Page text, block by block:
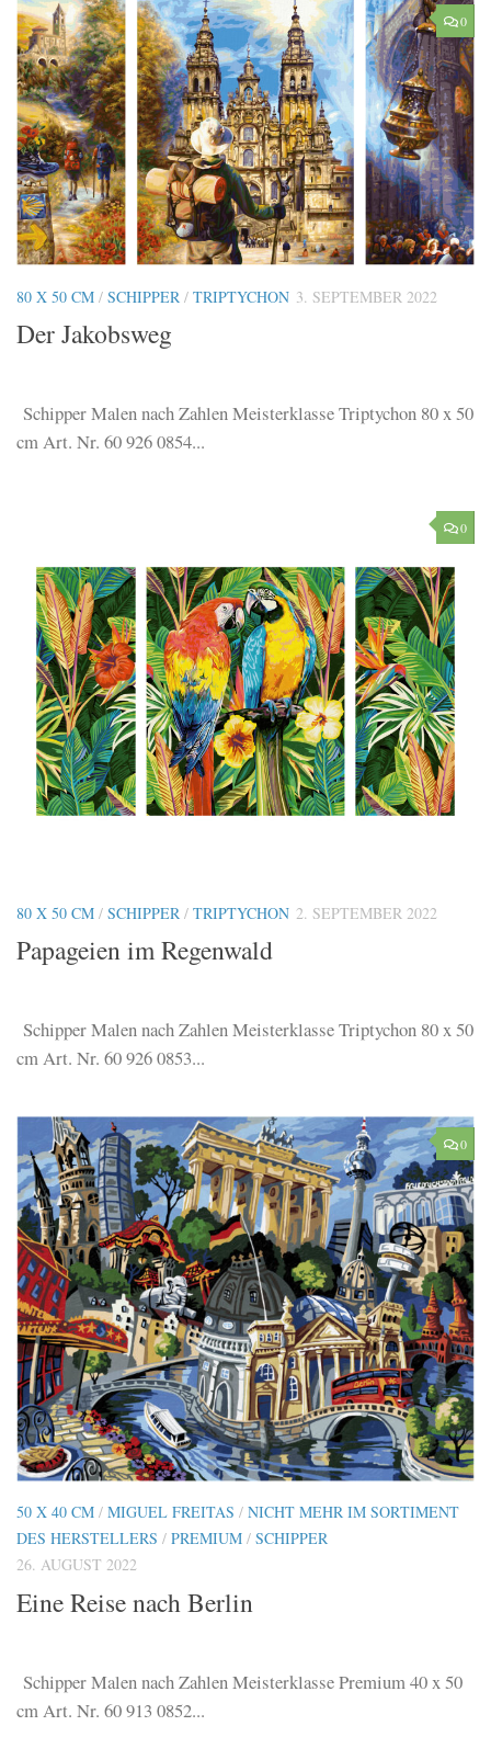
0
80 X 50 CM / SCHIPPER / TRIPTYCHON 3. SEPTEMBER 2022
Der Jakobsweg
Schipper Malen nach Zahlen Meisterklasse Triptychon 80 x 50
cm Art. Nr. 60 926 0854...
0
80 X 50 CM / SCHIPPER / TRIPTYCHON 2. SEPTEMBER 2022
Papageien im Regenwald
Schipper Malen nach Zahlen Meisterklasse Triptychon 80 x 50
cm Art. Nr. 60 926 0853...
0
50 X 40 CM / MIGUEL FREITAS / NICHT MEHR IM SORTIMENT
DES HERSTELLERS / PREMIUM / SCHIPPER
26. AUGUST 2022
Eine Reise nach Berlin
Schipper Malen nach Zahlen Meisterklasse Premium 40 x 50
cm Art. Nr. 60 913 0852...